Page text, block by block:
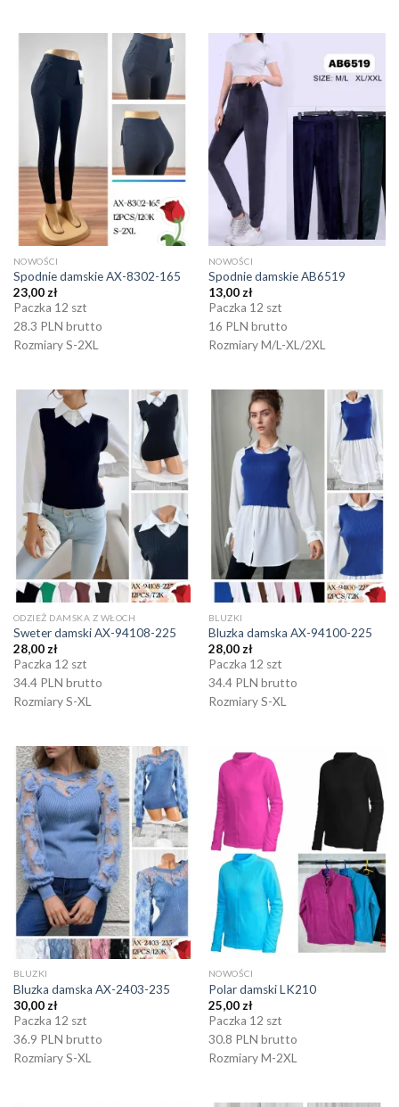
NOWOŚCI
Spodnie damskie AX-8302-165
23,00zł
Paczka 12 szt
28.3 PLN brutto
Rozmiary S-2XL
NOWOŚCI
Spodnie damskie AB6519
13,00zł
Paczka 12 szt
16 PLN brutto
Rozmiary M/L-XL/2XL
ODZIEŻ DAMSKA Z WŁOCH
Sweter damski AX-94108-225
28,00zł
Paczka 12 szt
34.4 PLN brutto
Rozmiary S-XL
BLUZKI
Bluzka damska AX-94100-225
28,00zł
Paczka 12 szt
34.4 PLN brutto
Rozmiary S-XL
BLUZKI
Bluzka damska AX-2403-235
30,00 zł
Paczka 12 szt
36.9 PLN brutto
Rozmiary S-XL
NOWOŚCI
Polar damski LK210
25,00 zł
Paczka 12 szt
30.8 PLN brutto
Rozmiary M-2XL